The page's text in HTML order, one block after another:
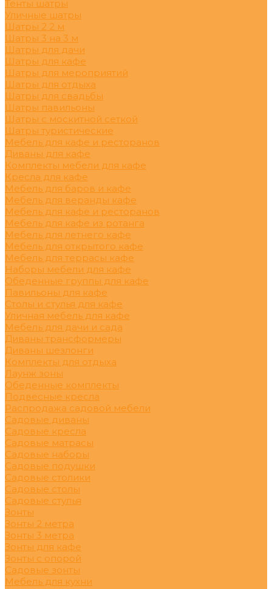
Тенты шатры
Уличные шатры
Шатры 2 2 м
Шатры 3 на 3 м
Шатры для дачи
Шатры для кафе
Шатры для мероприятий
Шатры для отдыха
Шатры для свадьбы
Шатры павильоны
Шатры с москитной сеткой
Шатры туристические
Мебель для кафе и ресторанов
Диваны для кафе
Комплекты мебели для кафе
Кресла для кафе
Мебель для баров и кафе
Мебель для веранды кафе
Мебель для кафе и ресторанов
Мебель для кафе из ротанга
Мебель для летнего кафе
Мебель для открытого кафе
Мебель для террасы кафе
Наборы мебели для кафе
Обеденные группы для кафе
Павильоны для кафе
Столы и стулья для кафе
Уличная мебель для кафе
Мебель для дачи и сада
Диваны трансформеры
Диваны шезлонги
Комплекты для отдыха
Лаунж зоны
Обеденные комплекты
Подвесные кресла
Распродажа садовой мебели
Садовые диваны
Садовые кресла
Садовые матрасы
Садовые наборы
Садовые подушки
Садовые столики
Садовые столы
Садовые стулья
Зонты
Зонты 2 метра
Зонты 3 метра
Зонты для кафе
Зонты с опорой
Садовые зонты
Мебель для кухни